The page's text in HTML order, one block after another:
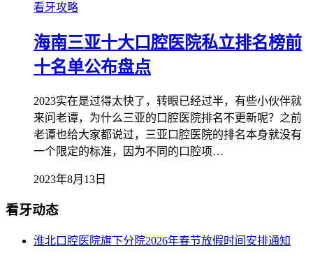
看牙攻略
海南三亚十大口腔医院私立排名榜前
十名单公布盘点
2023实在是过得太快了，转眼已经过半，有些小伙伴就
来问老谭，为什么三亚的口腔医院排名不更新呢？之前
老谭也给大家都说过，三亚口腔医院的排名本身就没有
一个限定的标准，因为不同的口腔项…
2023年8月13日
看牙动态
淮北口腔医院旗下分院2026年春节放假时间安排通知